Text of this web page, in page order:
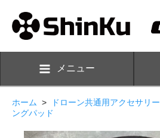
メニュー
ホーム > ドローン共通用アクセサリー
ングパッド